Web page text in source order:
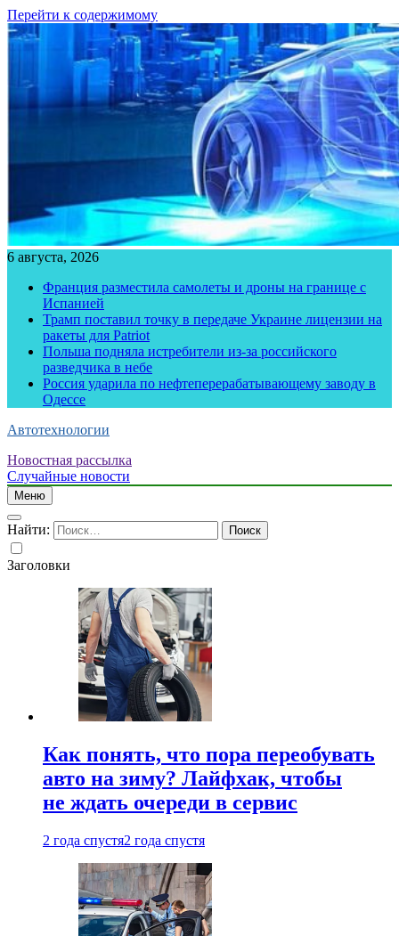
Перейти к содержимому
6 августа, 2026
Франция разместила самолеты и дроны на границе с
Испанией
Трамп поставил точку в передаче Украине лицензии на
ракеты для Patriot
Польша подняла истребители из-за российского
разведчика в небе
Россия ударила по нефтеперерабатывающему заводу в
Одессе
Автотехнологии
Новостная рассылка
Случайные новости
Меню
Найти:
Заголовки
Как понять, что пора переобувать
авто на зиму? Лайфхак, чтобы
не ждать очереди в сервис
2 года спустя2 года спустя